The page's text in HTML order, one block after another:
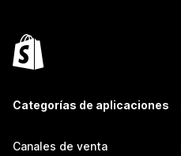
Categorías de aplicaciones
Canales de venta